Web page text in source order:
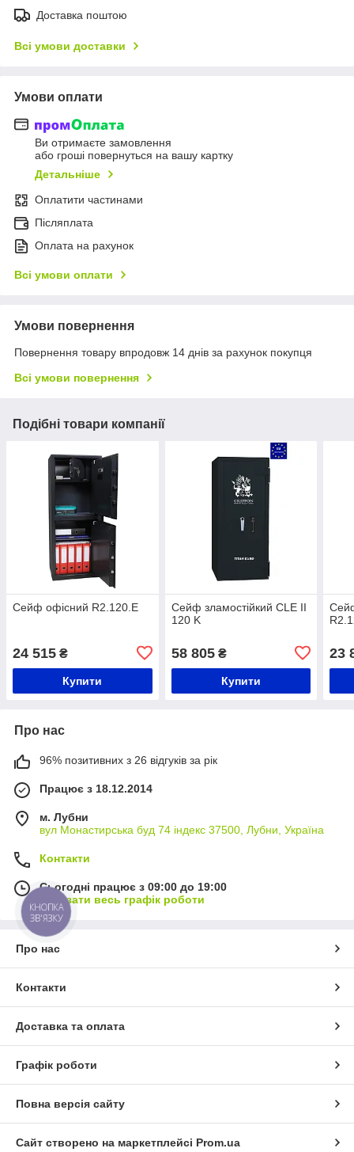
Доставка поштою
Всі умови доставки
Умови оплати
Ви отримаєте замовлення
або гроші повернуться на вашу картку
Детальніше
Оплатити частинами
Післяплата
Оплата на рахунок
Всі умови оплати
Умови повернення
Повернення товару впродовж 14 днів за рахунок покупця
Всі умови повернення
Подібні товари компанії
Сейф офісний R2.120.Е
24 515 ₴
Купити
Сейф зламостійкий CLE II
120 K
58 805₴
Купити
23
Про нас
96% позитивних з 26 відгуків за рік
Працює з 18.12.2014
м. Лубни
вул Монастирська буд 74 індекс 37500, Лубни, Україна
Контакти
Сьогодні працює з 09:00 до 19:00
Показати весь графік роботи
Про нас
Контакти
Доставка та оплата
Графік роботи
Повна версія сайту
Сайт створено на маркетплейсі Prom.ua
КНОПКА
ЗВ'ЯЗКУ